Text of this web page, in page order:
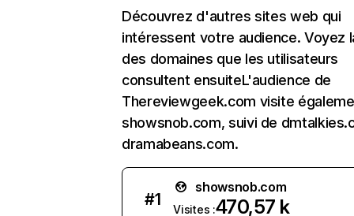
Découvrez d'autres sites web qui
intéressent votre audience. Voyez
des domaines que les utilisateurs
consultent ensuiteL'audience de
Thereviewgeek.com visite
showsnob.com, suivi de
dramabeans.com.
#1
showsnob.com
Visites :470,57 k